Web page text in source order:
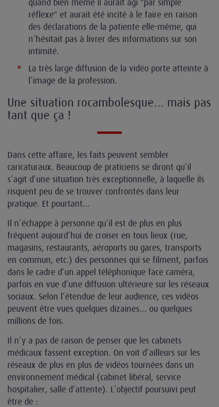
quand bien même il aurait agi "par simple
réflexe" et aurait été incité à le faire en raison
des déclarations de la patiente elle-même, qui
n’hésitait pas à livrer des informations sur son
intimité.
La très large diffusion de la vidéo porte atteinte à
l’image de la profession.
Une situation rocambolesque… mais pas
tant que ça !
Dans cette affaire, les faits peuvent sembler
caricaturaux. Beaucoup de praticiens se diront qu’il
s’agit d’une situation très exceptionnelle, à laquelle ils
risquent peu de se trouver confrontés dans leur
pratique. Et pourtant…
Il n’échappe à personne qu’il est de plus en plus
fréquent aujourd’hui de croiser en tous lieux (rue,
magasins, restaurants, aéroports ou gares, transports
en commun, etc.) des personnes qui se filment, parfois
dans le cadre d’un appel téléphonique face caméra,
parfois en vue d’une diffusion ultérieure sur les réseaux
sociaux. Selon l’étendue de leur audience, ces vidéos
peuvent être vues quelques dizaines… ou quelques
millions de fois.
Il n’y a pas de raison de penser que les cabinets
médicaux fassent exception. On voit d’ailleurs sur les
réseaux de plus en plus de vidéos tournées dans un
environnement médical (cabinet libéral, service
hospitalier, salle d’attente). L’objectif poursuivi peut
être de :